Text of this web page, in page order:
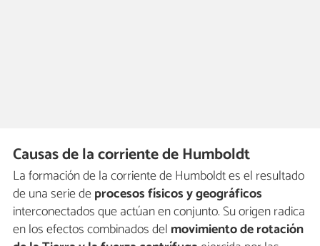
Causas de la corriente de Humboldt
La formación de la corriente de Humboldt es el resultado
de una serie deprocesos físicos y geográficos
interconectados que actúan en conjunto. Su origen radica
en los efectos combinados del movimiento de rotación